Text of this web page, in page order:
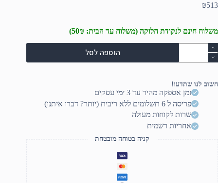
₪513
משלוח חינם לנקודת חלוקה (משלוח עד הבית: 50₪)
כמות
של
לוח
Gigabyte
A620M
GAMING
Micro-
הוספה לסל
חשוב לנו שתדעו!
זמן אספקה מהיר עד 3 ימי עסקים
פריסה ל 6 תשלומים ללא ריבית (יותר? דברו איתנו)
שרות לקוחות מעולה
אחריות רשמית
קניה בטוחה מובטחת